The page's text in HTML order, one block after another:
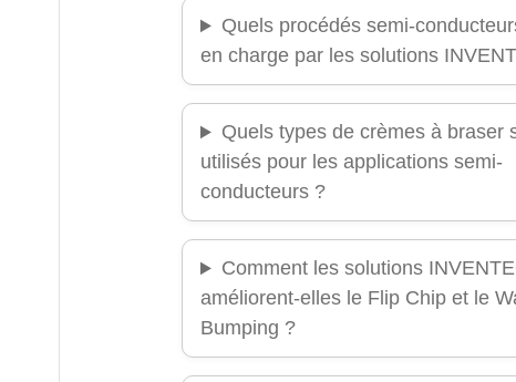
Quels procédés semi-
en charge par les solutions
Quels types de crèmes à braser
utilisés pour les applications semi-
conducteurs ?
Comment les solutions
améliorent-elles le Flip Chip et le
Bumping ?